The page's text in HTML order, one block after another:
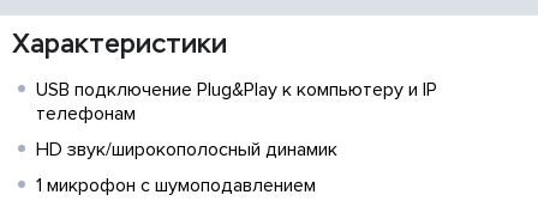
Характеристики
USB подключение Plug&Play к компьютеру и IP
телефонам
HD звук/широкополосный динамик
1 микрофон с шумоподавлением